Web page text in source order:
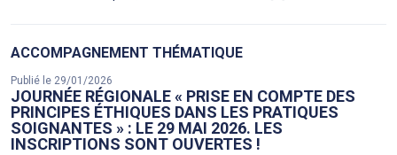
ACCOMPAGNEMENT THÉMATIQUE
Publié le 29/01/2026
JOURNÉE RÉGIONALE « PRISE EN COMPTE DES
PRINCIPES ÉTHIQUES DANS LES PRATIQUES
SOIGNANTES » : LE 29 MAI 2026. LES
INSCRIPTIONS SONT OUVERTES !